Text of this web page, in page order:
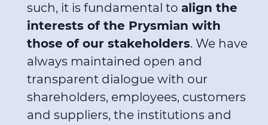
such, it is fundamental to align the
interests of the Prysmian with
those of our stakeholders. We have
always maintained open and
transparent dialogue with our
shareholders, employees, customers
and suppliers, the institutions and